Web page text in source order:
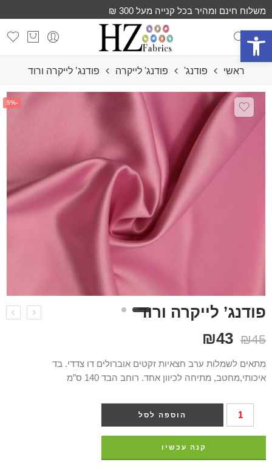
פתח סרגל נגישות
משלוח חינם ומהיר בכל קנייה מעל 300 ₪
ראשי פודנג' פודנג' לייקרה פודנג’ לייקרה ורוד
-5%
פודנג’ לייקרה ורוד
₪45
₪43
מתאים לשמלות ערב חצאיות זקטים אוברולים דו צדדי. בד
איכותי,מחטב, מתיחה לכיוון אחד. רוחב הבד 140 ס”מ
הוספה לסל
קנה עכשיו